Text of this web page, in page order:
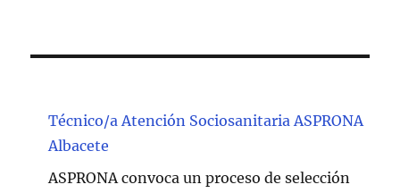
Técnico/a Atención Sociosanitaria ASPRONA
Albacete
ASPRONA convoca un proceso de selección